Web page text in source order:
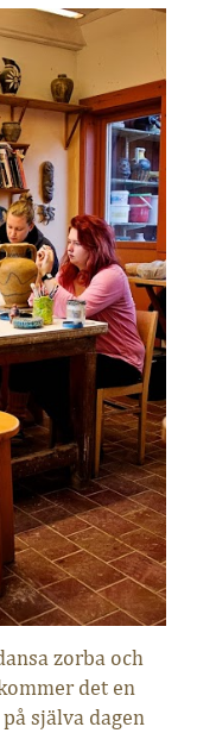
zorba och
det en
själva dagen